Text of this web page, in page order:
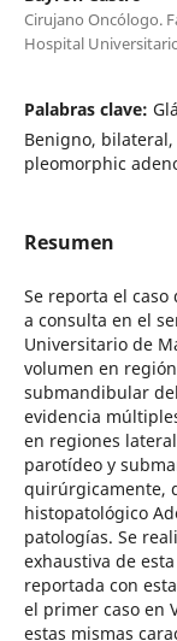
Cirujano Oncólogo.
Hospital
Palabras clave:
Benigno,
pleomorphic
Resumen
Se reporta el
a consulta en el
Universitario de
volumen en
submandibular
evidencia
en regiones
parotídeo y
quirúrgicamente,
histopatológico
patologías. Se
exhaustiva de
reportada con
el primer caso en
estas mismas